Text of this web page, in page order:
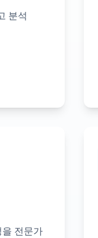
분석
전문가